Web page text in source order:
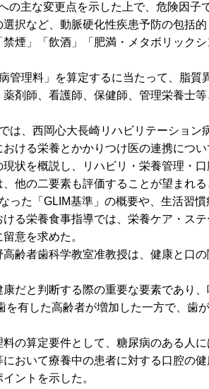
主な変更点を示した上で、危険因子
択など、動脈硬化性疾患予防の包括
煙」「飲酒」「肥満・メタボリックシ
理料」を算定するに当たって、脂質
剤師、看護師、保健師、管理栄養士
では、西岡心大長崎リハビリテーション
ける栄養とかかりつけ医の連携につい
状を概説し、リハビリ・栄養管理・
他の二要素も評価することが望まれる
た「GLIM基準」の概要や、生活習慣
る栄養食事指導では、栄養ケア・ス
意を求めた。
齢者歯科学教室准教授は、健康と口
だと判断する際の重要な要素であり
有した高齢者が増加した一方で、歯
の算定要件として、糖尿病のある人
おいて療養中の患者に対する口腔の
ントを示した。